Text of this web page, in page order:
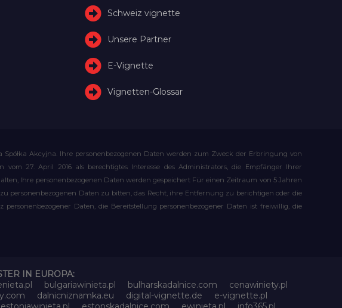
Schweiz vignette
Unsere Partner
E-Vignette
Vignetten-Glossar
Akcyjna. Ihre personenbezogenen Daten werden zum Zweck der Erbringung von
27. April 2016 als berechtigtes Interesse des Administrators, die Empfänger Ihrer
Ihre personenbezogenen Daten werden gespeichert Für einen Zeitraum von 5 Jahren
personenbezogenen Daten zu bitten, das Recht, ihre Entfernung zu berichtigen oder die
Daten, die Bereitstellung personenbezogener Daten ist freiwillig, die
IN EUROPA:
bulgariawinieta.pl bulharskadalnice.com
cenawiniety.pl
dalnicniznamka.eu digital-vignette.de
e-vignette.pl